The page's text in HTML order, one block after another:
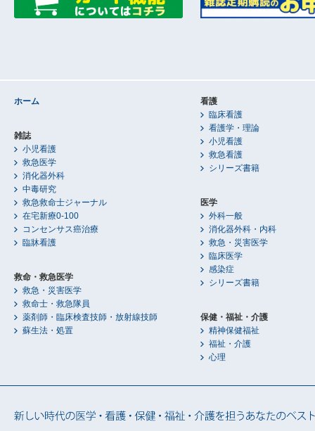
ホーム
雑誌
小児看護
救急医学
消化器外科
中毒研究
救急救命士ジャーナル
在宅新療0-100
コンセンサス癌治療
臨牀看護
救命・救急医学
救急・災害医学
救命士・救急隊員
薬剤師・臨床検査技師・放射線技師
蘇生法・処置
看護
臨床看護
看護学・理論
小児看護
救急看護
シリーズ書籍
医学
外科一般
消化器外科・内科
救急・災害医学
臨床医学
感染症
シリーズ書籍
保健・福祉・介護
精神保健福祉
福祉・介護
心理